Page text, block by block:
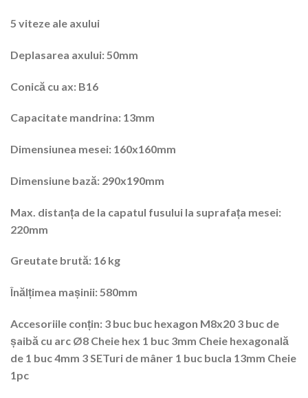
5 viteze ale axului
Deplasarea axului: 50mm
Conică cu ax: B16
Capacitate mandrina: 13mm
Dimensiunea mesei: 160x160mm
Dimensiune bază: 290x190mm
Max. distanța de la capatul fusului la suprafața mesei:
220mm
Greutate brută: 16 kg
Înălțimea mașinii: 580mm
Accesoriile conțin: 3 buc buc hexagon M8x20 3 buc de
șaibă cu arc Ø8 Cheie hex 1 buc 3mm Cheie hexagonală
de 1 buc 4mm 3 SETuri de mâner 1 buc bucla 13mm Cheie
1pc